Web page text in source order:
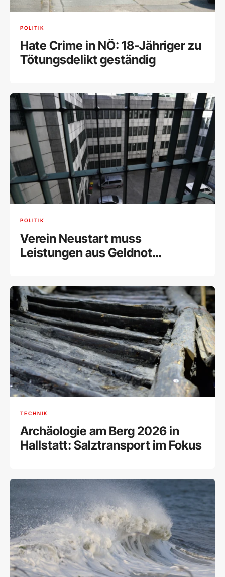
POLITIK
Hate Crime in NÖ: 18-Jähriger zu
Tötungsdelikt geständig
POLITIK
Verein Neustart muss
Leistungen aus Geldnot
TECHNIK
Archäologie am Berg 2026 in
Hallstatt: Salztransport im Fokus